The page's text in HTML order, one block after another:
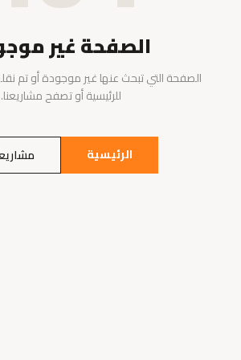
الصفحة غير
الصفحة التي تبحث عنها غير موجودة أو تم
للرئيسية أو تصفح مشاريعنا.
الرئيسية